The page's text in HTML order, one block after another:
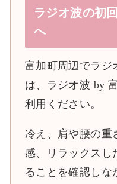
ラジオ波の初
へ
富加町周辺でラジ
は、ラジオ波 by
利用ください。
冷え、肩や腰の重
感、リラックスし
ることを確認しな